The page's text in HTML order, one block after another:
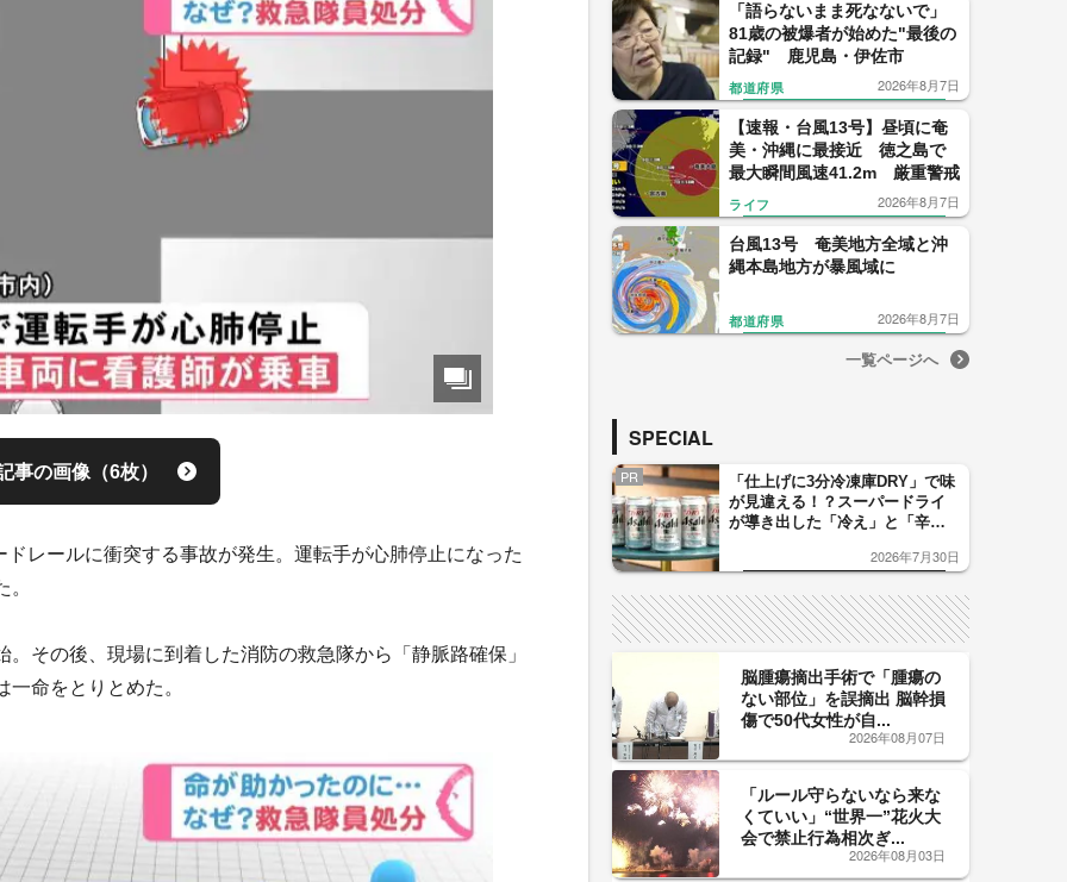
事の画像（6枚）
レールに衝突する事故が発生。運転手が心肺停止になった
その後、現場に到着した消防の救急隊から「静脈路確保」
命をとりとめた。
「語らないまま死なないで」
81歳の被爆者が始めた"最後の
記録" 鹿児島・伊佐市
都道府県 2026年8月7日
【速報・台風13号】昼頃に奄
美・沖縄に最接近 徳之島で
最大瞬間風速41.2m 厳重警戒
ライフ 2026年8月7日
台風13号 奄美地方全域と沖
縄本島地方が暴風域に
都道府県 2026年8月7日
一覧ページへ
SPECIAL
PR
「仕上げに3分冷凍庫DRY」で味
が見違える！？スーパードライ
が導き出した「冷え」と「辛
した「辛口カーブ」が飲み頃の
2026年7月30日
脳腫瘍摘出手術で「腫瘍の
ない部位」を誤摘出 脳幹損
傷で50代女性が自...
2026年08月07日
「ルール守らないなら来な
くていい」“世界一”花火大
会で禁止行為相次ぎ...
2026年08月03日